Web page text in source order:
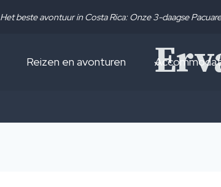
Het beste avontuur in Costa Rica: Onze 3-daagse
Reizen en avonturen